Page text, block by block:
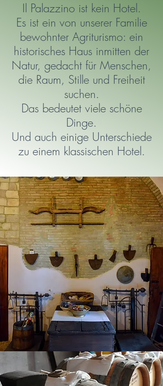
Il Palazzino ist kein Hotel.
Es ist ein von unserer Familie
bewohnter Agriturismo: ein
historisches Haus inmitten der
Natur, gedacht für Menschen,
die Raum, Stille und Freiheit
suchen.
Das bedeutet viele schöne
Dinge.
Und auch einige Unterschiede
zu einem klassischen Hotel.